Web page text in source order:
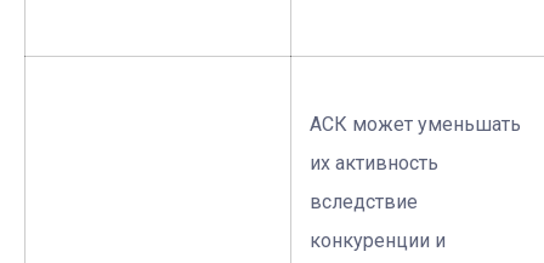
АСК может уменьшать
их активность
вследствие
конкуренции и